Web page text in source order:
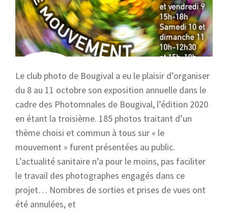
Le club photo de Bougival a eu le plaisir d’organiser
du 8 au 11 octobre son exposition annuelle dans le
cadre des Photomnales de Bougival, l’édition 2020
en étant la troisième. 185 photos traitant d’un
thème choisi et commun à tous sur « le
mouvement » furent présentées au public.
L’actualité sanitaire n’a pour le moins, pas faciliter
le travail des photographes engagés dans ce
projet… Nombres de sorties et prises de vues ont
été annulées, et